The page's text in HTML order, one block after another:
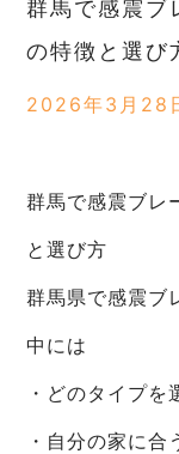
群馬で感震ブ
の特徴と選び
2026年3月28
群馬で感震ブレ
と選び方
群馬県で感震ブ
中には
・どのタイプを
・自分の家に合